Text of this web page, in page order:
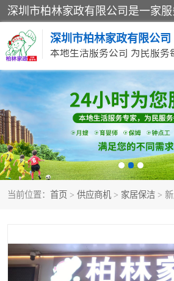
深圳市柏林家政有限公司
本地生活服务公司 为民服务
当前位置： 首页 > 供应商机 > 家居保洁 >
家居保洁 护工
家庭保姆 家政